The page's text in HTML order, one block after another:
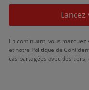
En continuant, vous
et notre Politique de
cas partagées avec des